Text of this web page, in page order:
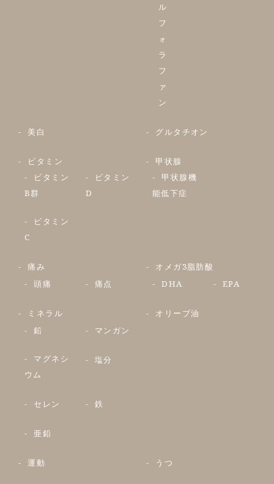
ル
フ
ォ
ラ
フ
ァ
ン
美白 グルタチオン
ビタミン
ビタミン
B群
ビタミン
D
ビタミン
C
甲状腺
甲状腺機
能低下症
痛み
頭痛
痛点
オメガ3脂肪酸
DHA
EPA
ミネラル
鉛
マンガン
マグネシ
ウム
塩分
セレン 鉄
亜鉛
オリーブ油
運動 うつ